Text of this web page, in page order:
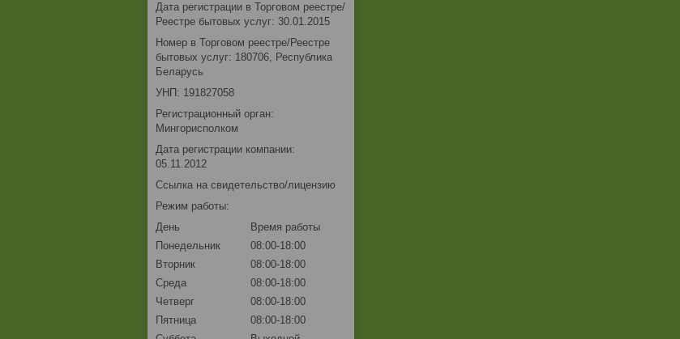
Дата регистрации в Торговом реестре/
Реестре бытовых услуг: 30.01.2015
Номер в Торговом реестре/Реестре
бытовых услуг: 180706, Республика
Беларусь
УНП: 191827058
Регистрационный орган:
Мингорисполком
Дата регистрации компании:
05.11.2012
Ссылка на свидетельство/лицензию
Режим работы:
День
Время работы
Понедельник
08:00-18:00
Вторник
08:00-18:00
Среда
08:00-18:00
Четверг
08:00-18:00
Пятница
08:00-18:00